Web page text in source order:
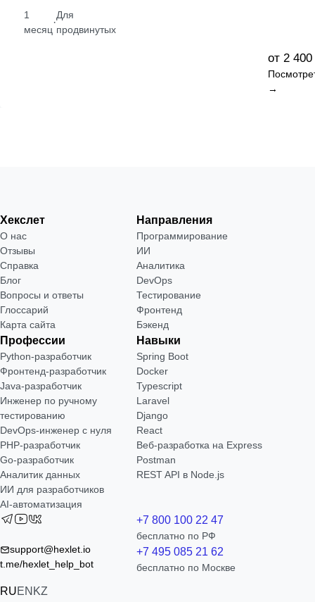
1
месяц
·
Для
продвинутых
от 2
→
Хекслет
О нас
Отзывы
Справка
Блог
Вопросы и ответы
Глоссарий
Карта сайта
Направления
Программирование
ИИ
Аналитика
DevOps
Тестирование
Фронтенд
Бэкенд
Профессии
Python-разработчик
Фронтенд-разработчик
Java-разработчик
Инженер по ручному
тестированию
DevOps-инженер с нуля
РНР-разработчик
Go-разработчик
Аналитик данных
ИИ для разработчиков
AI-автоматизация
Навыки
Spring Boot
Docker
Typescript
Laravel
Django
React
Веб-разработка на Express
Postman
REST API в Node.js
support@hexlet.io
t.me/hexlet_help_bot
RUEN KZ
+7 800 100 22 47
бесплатно по РФ
+7 495 085 21 62
бесплатно по Москве